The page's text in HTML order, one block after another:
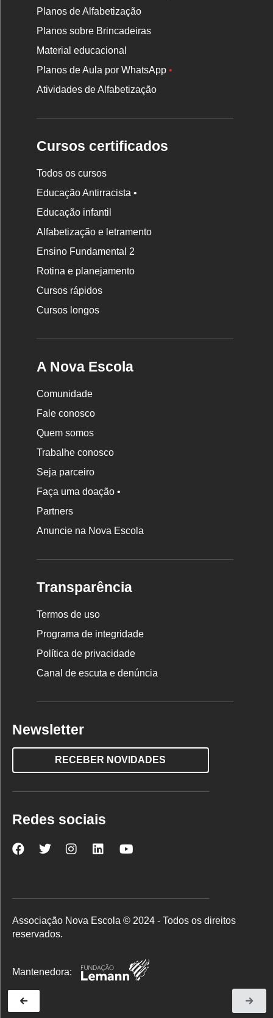
Planos de Alfabetização
Planos sobre Brincadeiras
Material educacional
Planos de Aula por WhatsApp•
Atividades de Alfabetização
Cursos certificados
Todos os cursos
Educação Antirracista •
Educação infantil
Alfabetização e letramento
Ensino Fundamental 2
Rotina e planejamento
Cursos rápidos
Cursos longos
A Nova Escola
Comunidade
Fale conosco
Quem somos
Trabalhe conosco
Seja parceiro
Faça uma doação •
Partners
Anuncie na Nova Escola
Transparência
Termos de uso
Programa de integridade
Política de privacidade
Canal de escuta e denúncia
Newsletter
RECEBER NOVIDADES
Redes sociais
Nova
Facebook
Nova
Twitter
Nova
Instagram
Nova
LinkedInYouTube
Associação Nova Escola © 2024 - Todos os direitos
reservados.
Mantenedora: